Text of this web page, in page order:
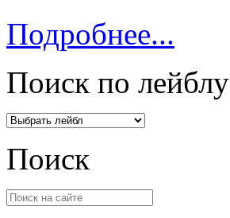
Подробнее...
Поиск по лейблу
Поиск